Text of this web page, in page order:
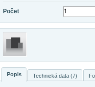
Počet
Popis Technická data (7)